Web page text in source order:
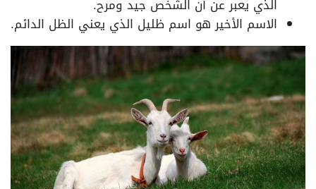
الذي يعبر عن أن الشخص جيد ومرح.
الاسم الأخير هو اسم ظليل الذي يعني الظل الدائم.